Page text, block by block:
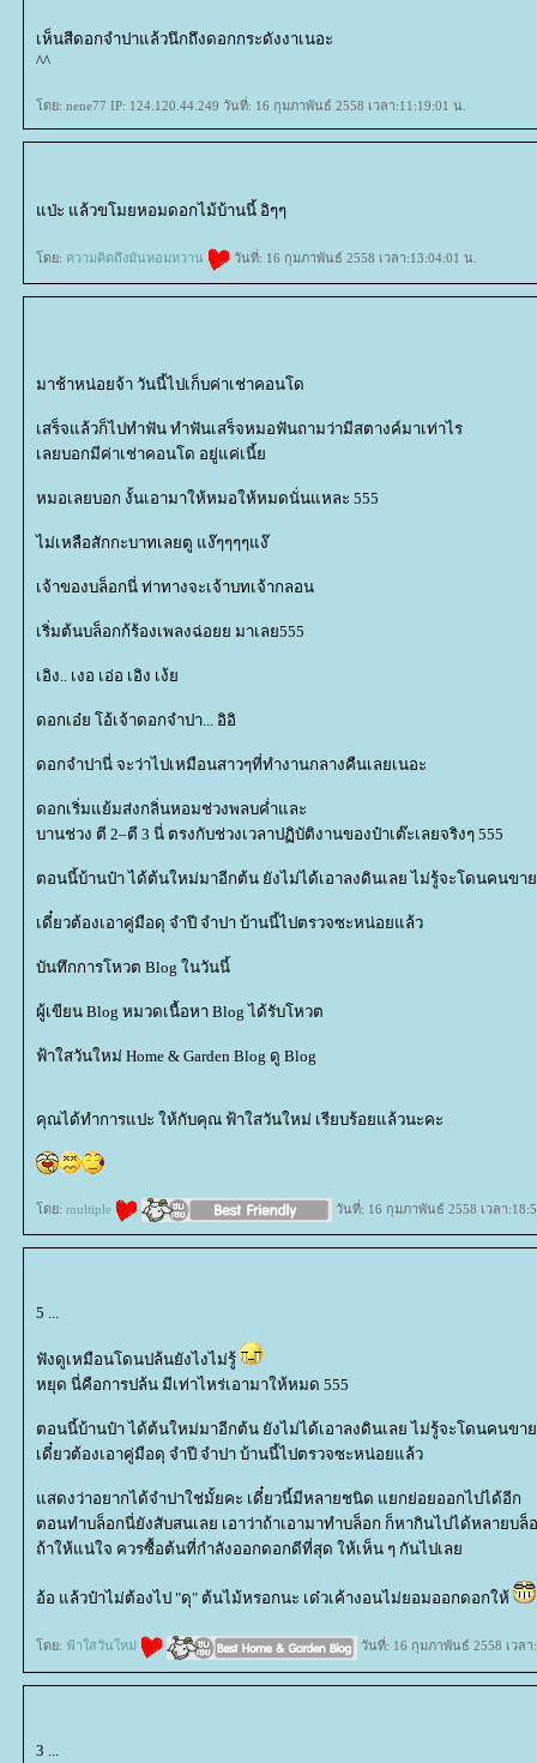
เห็นสีดอกจำปาแล้วนึกถึงดอกกระดังงาเนอะ
^^
ดย: nene77 IP: 124.120.44.249 วันที่: 16 กุมภาพันธ์ 2558 เวลา:11:19:01 น.
ป่ะ แล้วขโมยหอมดอกไม้บ้านนี้ อิๆๆ
ดย: ความคิดถึงมันหอมหวาน วันที่: 16 กุมภาพันธ์ 2558 เวลา:13:04:01 น.
มาช้าหน่อยจ้า วันนี้ไปเก็บค่าเช่าคอนโด
เสร็จแล้วก็ไปทำฟัน ทำฟันเสร็จหมอฟันถามว่ามีสตางค์มาเท่าไร
เลยบอกมีค่าเช่าคอนโด อยู่แค่เนี้
หมอเลยบอก งั้นเอามาให้หมอให้หมดนั่นแหละ 555
ไม่เหลือสักกะบาทเลยตู แง๊ๆๆๆๆแง๊
เจ้าของบล็อกนี่ ท่าทางจะเจ้าบทเจ้ากลอน
เริ่มต้นบล็อกก้ร้องเพลงฉ่อยย มาเลย555
เอิง.. เงอ เอ่อ เอิง เง้
ดอกเอ๋ย โอ้เจ้าดอกจำปา... อิอิ
ดอกจำปานี่ จะว่าไปเหมือนสาวๆที่ทำงานกลางคืนเลยเนอะ
ดอกเริ่มแย้มส่งกลิ่นหอมช่วงพลบค่ำและ
บานช่วง ตี 2–ตี 3 นี่ ตรงกับช่วงเวลาปฏิบัติงานของป๋าเต๊ะเลยจริงๆ 555
ตอนนี้บ้านป๋า ได้ต้นใหม่มาอีกต้น ยังไม่ได้เอาลงดินเลย ไม่รู้จะโดนคนขา
เดี๋ยวต้องเอาคู่มือดุ จำปี จำปา บ้านนี้ไปตรวจซะหน่อยแล้ว
บันทึกการโหวต Blog ในวันนี้
ผู้เขียน Blog หมวดเนื้อหา Blog ได้รับโหวต
ฟ้าใสวันใหม่ Home & Garden Blog ดู Blog
คุณได้ทำการแปะ ให้กับคุณ ฟ้าใสวันใหม่ เรียบร้อยแล้วนะคะ
ดย: multiple วันที่: 16 กุมภาพันธ์ 2558 เวลา
5 ...
ฟังดูเหมือนโดนปล้นยังไงไม่รู้
หยุด นี่คือการปล้น มีเท่าไหร่เอามาให้หมด 555
ตอนนี้บ้านป๋า ได้ต้นใหม่มาอีกต้น ยังไม่ได้เอาลงดินเลย ไม่รู้จะโดนคนขา
เดี๋ยวต้องเอาคู่มือดุ จำปี จำปา บ้านนี้ไปตรวจซะหน่อยแล้ว
สดงว่าอยากได้จำปาใช่มั้ยคะ เดี๋ยวนี้มีหลายชนิด แยกย่อยออกไปได้อีก
ตอนทำบล็อกนี่ยังสับสนเลย เอาว่าถ้าเอามาทำบล็อก ก็หากินไปได้หลายบล็อ
ถ้าให้แน่ใจ ควรซื้อต้นที่กำลังออกดอกดีที่สุด ให้เห็น ๆ กันไปเล
อ้อ แล้วป๋าไม่ต้องไป "ดุ" ต้นไม้หรอกนะ เด๋วเค้างอนไม่ยอมออกดอกให้
ดย: ฟ้าใสวันใหม่ วันที่: 16 กุมภาพันธ์ 2558 เวลา
3 ...